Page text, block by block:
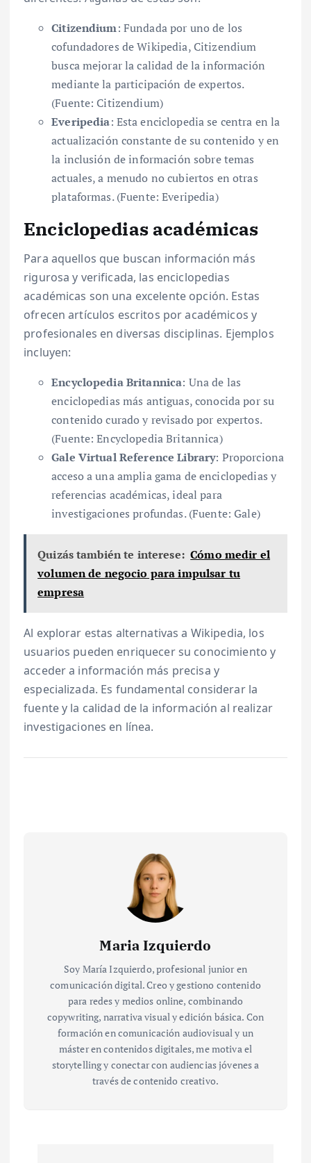
Citizendium: Fundada por uno de los
cofundadores de Wikipedia, Citizendium
busca mejorar la calidad de la información
mediante la participación de expertos.
(Fuente: Citizendium)
Everipedia: Esta enciclopedia se centra en la
actualización constante de su contenido y en
la inclusión de información sobre temas
actuales, a menudo no cubiertos en otras
plataformas. (Fuente: Everipedia)
Enciclopedias académicas
Para aquellos que buscan información más
rigurosa y verificada, las enciclopedias
académicas son una excelente opción. Estas
ofrecen artículos escritos por académicos y
profesionales en diversas disciplinas. Ejemplos
incluyen:
Encyclopedia Britannica: Una de las
enciclopedias más antiguas, conocida por su
contenido curado y revisado por expertos.
(Fuente: Encyclopedia Britannica)
Gale Virtual Reference Library: Proporciona
acceso a una amplia gama de enciclopedias y
referencias académicas, ideal para
investigaciones profundas. (Fuente: Gale)
Quizás también te interese: Cómo medir el
volumen de negocio para impulsar tu
empresa
Al explorar estas alternativas a Wikipedia, los
usuarios pueden enriquecer su conocimiento y
acceder a información más precisa y
especializada. Es fundamental considerar la
fuente y la calidad de la información al realizar
investigaciones en línea.
Maria Izquierdo
Soy María Izquierdo, profesional junior en
comunicación digital. Creo y gestiono contenido
para redes y medios online, combinando
copywriting, narrativa visual y edición básica. Con
formación en comunicación audiovisual y un
máster en contenidos digitales, me motiva el
storytelling y conectar con audiencias jóvenes a
través de contenido creativo.